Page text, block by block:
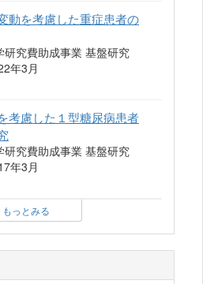
動を考慮した重症患者の
研究費助成事業 基盤研究
年3月
考慮した１型糖尿病患者
研究費助成事業 基盤研究
年3月
もっとみる